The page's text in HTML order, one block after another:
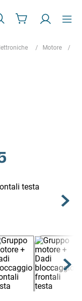
Motore